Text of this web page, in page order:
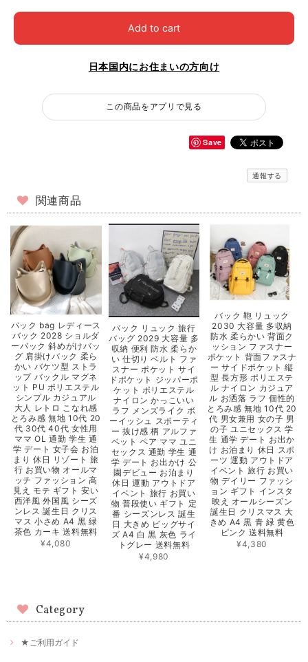
Add to cart
日本国内にお住まいの方向け
この商品をアプリで見る
Save
通報する
関連商品
バック bag レディース
バック 2028 ショルダ
ーバック 斜めがけバッ
グ 肩掛けバック 柔ら
かい バケツ型 ストラ
ップ バックル マグネ
ット PU ポリエステル
シンプル カジュアル
大人 レトロ こなれ感
とろみ感 無地 10代 20
代 30代 40代 女性用
ママ OL 通勤 学生 通
学 デート 女子会 お泊
まり 休日 リゾート 旅
行 お買い物 オールマ
ッチ ファッション 高
見え モテ ギフト 安い
西洋風 外国風 シーズ
ンレス 誕生日 クリス
マス 小さめ A4 黒 緑
茶色 カーキ 送料無料
¥4,080
バック リュック 旅行
バッグ 2029 大容量 多
収納 便利 防水 柔らか
い 仕切り ベルト ファ
スナー ポケット サイ
ドポケット ジッパーポ
ケット ポリエステル
ナイロン かっこいい
ラフ メンズライク ボ
ーイッシュ スポーティ
ー 抜け感 柄 アルファ
ベット ペア ママ ユニ
セックス 通勤 学生 通
学 デート お出かけ 公
園デビュー お泊まり
休日 運動 アウトドア
イベント 旅行 お買い
物 普段使い ギフト 定
番 シーズンレス 誕生
日 大きめ ビッグサイ
ズ A4 白 黒 灰色 ライ
トグレー 送料無料
¥4,980
バック 鞄 リュック
2030 大容量 多収納
防水 柔らかい 背面ク
ッション ファスナー
ポケット 背面ファスナ
ー サイドポケット 縦
型 長方形 ポリエステ
ル ナイロン カジュア
ル お洒落 ラフ 個性的
とろみ感 無地 10代 20
代 男女兼用 女の子 男
の子 ユニセックス 学
生 通学 デート お出か
け お泊まり 休日 スポ
ーツ 運動 アウトドア
イベント 旅行 お買い
物 デイリー ファッシ
ョン ギフト インスタ
映え オールシーズン
誕生日 クリスマス 大
きめ A4 黒 青 緑 黄色
ピンク 送料無料
¥4,380
Category
★ご利用ガイド